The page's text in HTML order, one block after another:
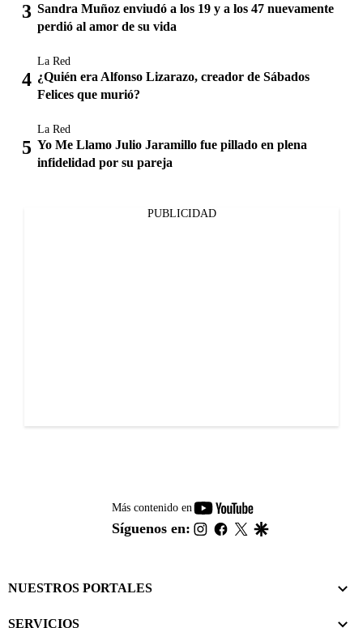
Sandra Muñoz enviudó a los 19 y a los 47 nuevamente
perdió al amor de su vida
La Red
¿Quién era Alfonso Lizarazo, creador de Sábados
Felices que murió?
La Red
Yo Me Llamo Julio Jaramillo fue pillado en plena
infidelidad por su pareja
PUBLICIDAD
Más contenido en
youtube-
footer
Síguenos en: instagram
facebook
twitter
NUESTROS PORTALES
SERVICIOS